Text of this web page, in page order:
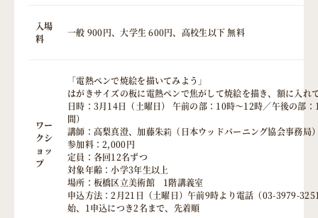
入場
料
一般 900円、大学生 600円、高校生以下 無料
ワー
クシ
ョッ
プ
「電熱ペンで焼絵を描いてみよう」
はがきサイズの板に電熱ペンで焦がして焼絵を描き、額に入れ
日時：3月14日（土曜日） 午前の部：10時～12時／午後の部
間）
講師：高梨真澄、加藤朱莉（日本ウッドバーニング協会事務局
参加料：2,000円
定員：各回12名ずつ
対象年齢：小学3年生以上
場所：板橋区立美術館 1階講義室
申込方法：2月21日（土曜日）午前9時より電話（03-3979-
始、1申込につき2名まで、先着順